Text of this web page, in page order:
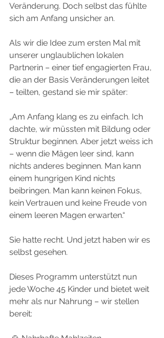
Veränderung. Doch selbst das fühlte
sich am Anfang unsicher an.
Als wir die Idee zum ersten Mal mit
unserer unglaublichen lokalen
Partnerin – einer tief engagierten Frau,
die an der Basis Veränderungen leitet
– teilten, gestand sie mir später:
„Am Anfang klang es zu einfach. Ich
dachte, wir müssten mit Bildung oder
Struktur beginnen. Aber jetzt weiss ich
– wenn die Mägen leer sind, kann
nichts anderes beginnen. Man kann
einem hungrigen Kind nichts
beibringen. Man kann keinen Fokus,
kein Vertrauen und keine Freude von
einem leeren Magen erwarten.“
Sie hatte recht. Und jetzt haben wir es
selbst gesehen.
Dieses Programm unterstützt nun
jede Woche 45 Kinder und bietet weit
mehr als nur Nahrung – wir stellen
bereit: